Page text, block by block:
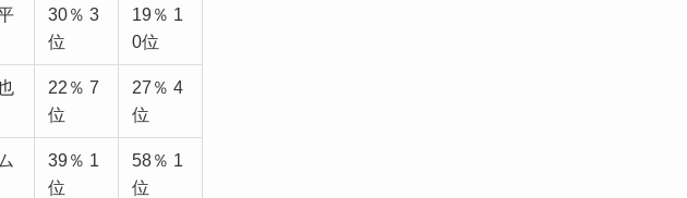
30％ 3
位
19％ 1
0位
22％ 7
位
27％ 4
位
39％ 1
位
58％ 1
位